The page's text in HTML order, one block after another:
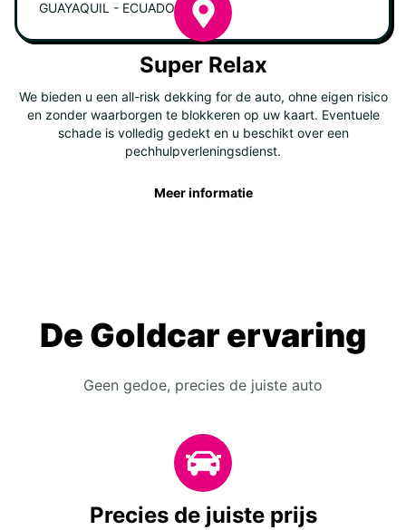
GUAYAQUIL - ECUADOR
Super Relax
We bieden u een all-risk dekking for de auto, ohne eigen risico
en zonder waarborgen te blokkeren op uw kaart. Eventuele
schade is volledig gedekt en u beschikt over een
pechhulpverleningsdienst.
Meer informatie
De Goldcar ervaring
Geen gedoe, precies de juiste auto
Precies de juiste prijs